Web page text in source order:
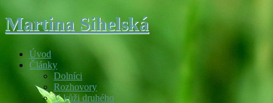
Martina Sihelská
Úvod
Články
Dolníci
Rozhovory
V kůži druhého